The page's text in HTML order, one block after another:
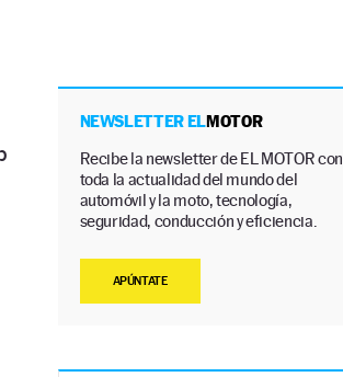
NEWSLETTER ELMOTOR
Recibe la newsletter de EL MOTOR con
toda la actualidad del mundo del
automóvil y la moto, tecnología,
seguridad, conducción y eficiencia.
APÚNTATE